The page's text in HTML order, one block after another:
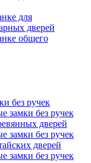
для
дверей
общего
без ручек
замки без ручек
дверей
замки без ручек
дверей
замки без ручек